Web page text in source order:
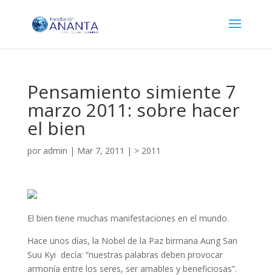
Pensamiento simiente 7
marzo 2011: sobre hacer
el bien
por admin | Mar 7, 2011 | > 2011
El bien tiene muchas manifestaciones en el mundo.
Hace unos días, la Nobel de la Paz birmana Aung San
Suu Kyi decía: “nuestras palabras deben provocar
armonía entre los seres, ser amables y beneficiosas”.